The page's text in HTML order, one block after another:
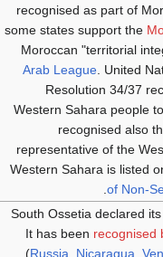
recognised as part of
some states support the
Moroccan "territorial
Arab League . United
Resolution 34/37
Western Sahara people
recognised also
representative of the
Western Sahara is listed
of Non-
.
South Ossetia declared
It has been recognised
(Russia Nicaragua ,